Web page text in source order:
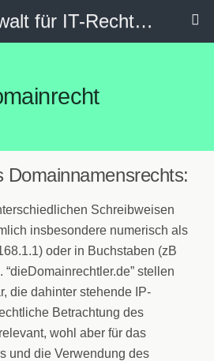
Rechtsanwalt für IT-Recht, Internetrecht, Datenschutz & Social Media
Domainnamensrechts:
Schreibweisen
insbesondere numerisch als
oder in Buchstaben (zB
stellen
die dahinter stehende IP-
Betrachtung des
wohl aber für das
und die Verwendung des